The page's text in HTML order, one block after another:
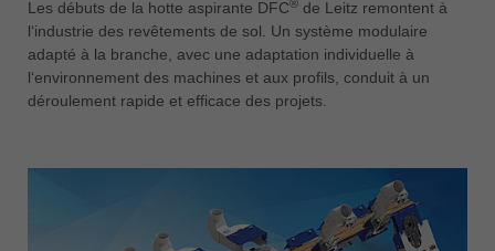
Les débuts de la hotte aspirante DFC® de Leitz remontent à
l‘industrie des revêtements de sol. Un système modulaire
adapté à la branche, avec une adaptation individuelle à
l‘environnement des machines et aux profils, conduit à un
déroulement rapide et efficace des projets.